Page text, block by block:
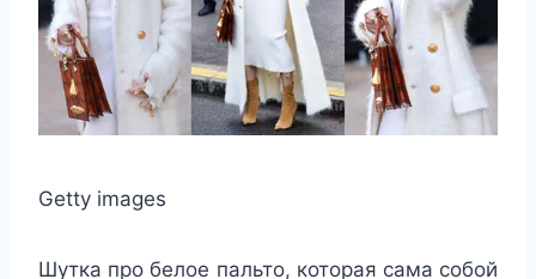
Getty images
Шутка про белое пальто, которая сама собой